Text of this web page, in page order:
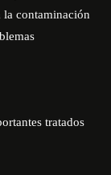
la contaminación
tratados